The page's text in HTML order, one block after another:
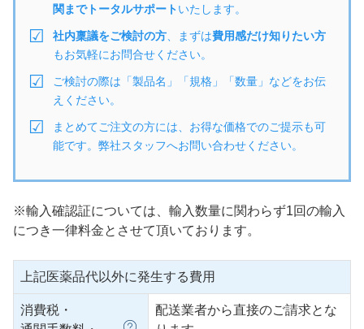
関までトータルサポートいたします。
社内稟議をご検討の方 、まずは費用感だけ知りたい方
もお気軽にお問合せください。
ご検討の際は「製品名」「規格」「数量」などをお伝
えください。
まとめてご注文の方には、お得な価格でのご提示も可
能です。弊社スタッフへお問い合わせください。
※輸入確認証については、輸入数量に関わらず1回の輸入
につき一律料金とさせて頂いております。
上記医薬品代以外に発生する費用
消費税・
配送業者から直接のご請求とな